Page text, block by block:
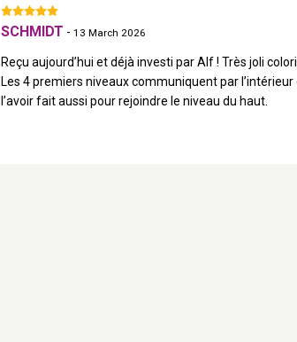
SCHMIDT - 13 March 2026
Reçu aujourd’hui et déjà investi par Alf ! Très joli
Les 4 premiers niveaux communiquent par
l’avoir fait aussi pour rejoindre le niveau du haut.